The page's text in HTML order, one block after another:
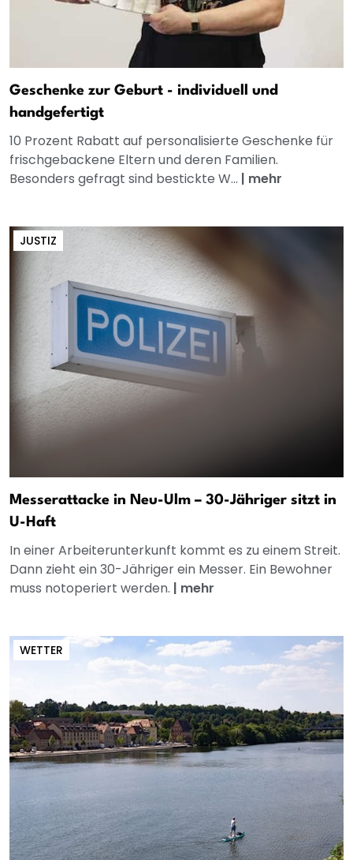
Geschenke zur Geburt - individuell und
handgefertigt
10 Prozent Rabatt auf personalisierte Geschenke für
frischgebackene Eltern und deren Familien.
Besonders gefragt sind bestickte W... | mehr
JUSTIZ
Messerattacke in Neu-Ulm – 30-Jähriger sitzt in
U-Haft
In einer Arbeiterunterkunft kommt es zu einem Streit.
Dann zieht ein 30-Jähriger ein Messer. Ein Bewohner
muss notoperiert werden. | mehr
WETTER